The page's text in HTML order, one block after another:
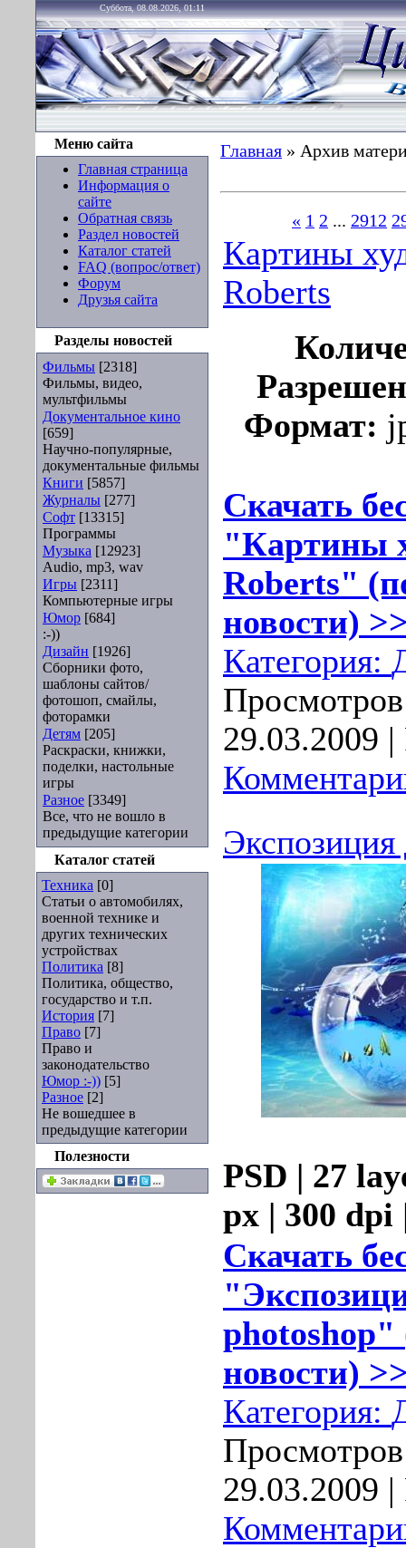
Суббота, 08.08.2026, 01:11
Меню сайта
Главная страница
Информация о
сайте
Обратная связь
Раздел новостей
Каталог статей
FAQ (вопрос/ответ)
Форум
Друзья сайта
Разделы новостей
Фильмы [2318]
Фильмы, видео,
мультфильмы
Документальное кино
[659]
Научно-популярные,
документальные фильмы
Книги [5857]
Журналы [277]
Софт [13315]
Программы
Музыка [12923]
Audio, mp3, wav
Игры [2311]
Компьютерные игры
Юмор [684]
:-))
Дизайн [1926]
Сборники фото,
шаблоны сайтов/
фотошоп, смайлы,
фоторамки
Детям [205]
Раскраски, книжки,
поделки, настольные
игры
Разное [3349]
Все, что не вошло в
предыдущие категории
Каталог статей
Техника [0]
Статьи о автомобилях,
военной технике и
других технических
устройствах
Политика [8]
Политика, общество,
государство и т.п.
История [7]
Право [7]
Право и
законодательство
Юмор :-)) [5]
Разное [2]
Не вошедшее в
предыдущие категории
Полезности
Главная » Архив
« 1 2 ... 2912
Картины
Roberts
Формат:
Скачать
"Картины
Roberts"
новости)
Категория:
29.03.2009 |
PSD | 27
px | 300 dpi
Скачать
photoshop"
новости)
Категория:
29.03.2009 |